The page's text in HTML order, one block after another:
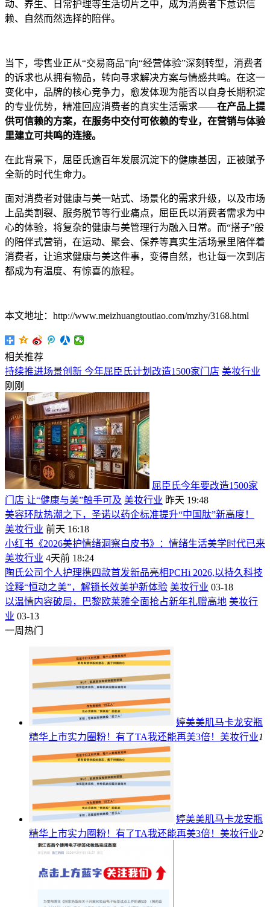
动、养生、日常护理等生活切片之中，成为消费者下意识信
赖、自然而然选择的陪伴。
当下，零售业正从“交易商品”向“经营体验”深刻转型，消费者
的诉求也从拥有物品，转向寻求解决方案与情感共鸣。在这一
变化中，品牌的核心竞争力，愈发体现为能否以自身长期积淀
的专业优势，精准回应消费者的真实生活需求——在产品上提
供可信赖的方案，在服务中交付可依赖的专业，在营销与体验
里建立可共鸣的连接。
在此背景下，屈臣氏逾百年发展沉淀下的健康基因，正被赋予
全新的时代生命力。
面对消费者对健康与美一站式、场景化的需求升级，以及市场
上品类割裂、服务脱节等行业痛点，屈臣氏以消费者需求为中
心的体验，将复杂的健康与美管理行为融入日常。而“搭子”般
的陪伴式营销，在运动、聚会、保养等真实生活场景里陪伴着
消费者，让追求健康与美这件事，变得自然，也让每一次到店
都成为有温度、有惊喜的旅程。
本文地址：http://www.meizhuangtoutiao.com/mzhy/3168.html
相关推荐
持续推进场景创新 今年屈臣氏计划改造1500家门店 美妆行业
刚刚
屈臣氏今年要改造1500家
门店 让“健康与美”触手可及 美妆行业 昨天 19:48
美容环肽热潮之下，圣诺以药企标准提升“中国肽”新高度！
美妆行业 前天 16:18
小红书《2026美护情绪洞察白皮书》：情绪生活美学时代已来
美妆行业 4天前 18:24
陶氏公司个人护理携四款首发新品亮相PCHi 2026,以持久科技
诠释“恒动之美”，解锁长效美护新体验 美妆行业 03-18
以温情内容破局，巴黎欧莱雅全面抢占新年礼赠高地 美妆行
业 03-13
一周热门
婷美美肌马卡龙安瓶
精华上市实力圈粉！有了TA我还能再美3倍！ 美妆行业1
婷美美肌马卡龙安瓶
精华上市实力圈粉！有了TA我还能再美3倍！ 美妆行业2